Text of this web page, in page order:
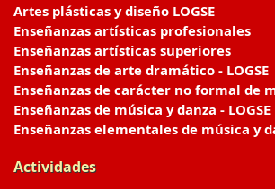
Artes plásticas y diseño LOGSE
Enseñanzas artísticas profesionales
Enseñanzas artísticas superiores
Enseñanzas de arte dramático - LOGSE
Enseñanzas de carácter no formal de
Enseñanzas de música y danza - LOGSE
Enseñanzas elementales de música y
Actividades